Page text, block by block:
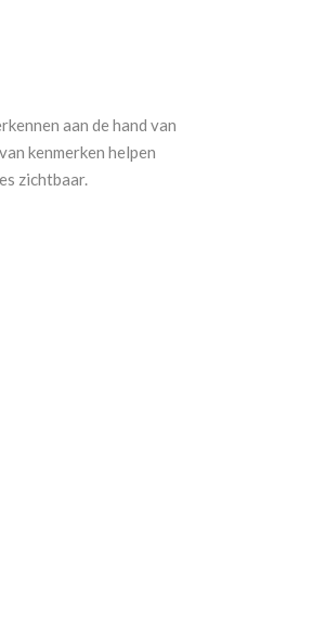
aan de hand van
kenmerken helpen
zichtbaar.